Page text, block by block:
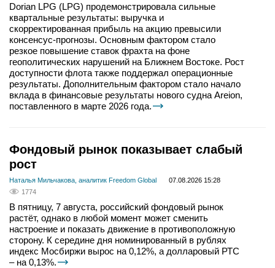
Dorian LPG (LPG) продемонстрировала сильные
квартальные результаты: выручка и
скорректированная прибыль на акцию превысили
консенсус-прогнозы. Основным фактором стало
резкое повышение ставок фрахта на фоне
геополитических нарушений на Ближнем Востоке. Рост
доступности флота также поддержал операционные
результаты. Дополнительным фактором стало начало
вклада в финансовые результаты нового судна Areion,
поставленного в марте 2026 года.
Фондовый рынок показывает слабый
рост
Наталья Мильчакова, аналитик Freedom Global
07.08.2026 15:28
1774
В пятницу, 7 августа, российский фондовый рынок
растёт, однако в любой момент может сменить
настроение и показать движение в противоположную
сторону. К середине дня номинированный в рублях
индекс Мосбиржи вырос на 0,12%, а долларовый РТС
– на 0,13%.